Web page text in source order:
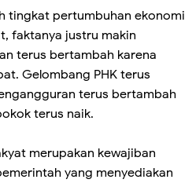
tingkat pertumbuhan ekonomi
faktanya justru makin
terus bertambah karena
Gelombang PHK terus
terus bertambah
terus naik.
merupakan kewajiban
yang menyediakan